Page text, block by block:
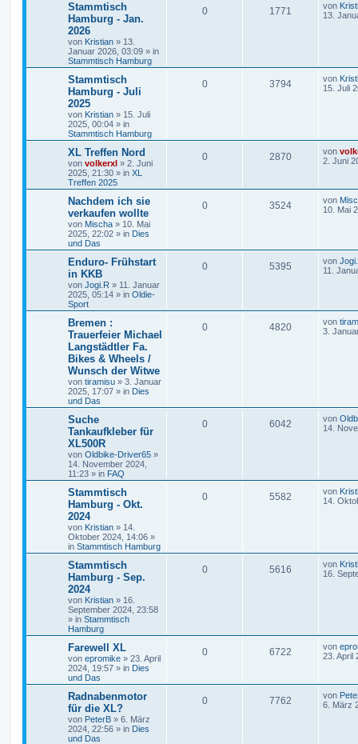
Stammtisch
Hamburg - Jan.
2026
von Kristian » 13.
Januar 2026, 03:09 » in
Stammtisch Hamburg
0 1771 von
13.
Stammtisch
Hamburg - Juli
2025
von Kristian » 15. Juli
2025, 00:04 » in
Stammtisch Hamburg
0 3794 von
15. Juli
XL Treffen Nord
von volkerxl » 2. Juni
2025, 21:30 » in XL
Treffen 2025
0 2870 von
2. Juni
Nachdem ich sie
verkaufen wollte
von Mischa » 10. Mai
2025, 22:02 » in Dies
und Das
0 3524 von
10. Mai
Enduro- Frühstart
in KKB
von Jogi.R » 11. Januar
2025, 05:14 » in Oldie-
Sport
0 5395 von
11.
Bremen :
Trauerfeier Michael
Langstädtler Fa.
Bikes & Wheels /
Wunsch der Witwe
von tiramisu » 3. Januar
2025, 17:07 » in Dies
und Das
0 4820 von
3.
Suche
Tankaufkleber für
XL500R
von Oldbike-Driver65 »
14. November 2024,
11:23 » in FAQ
0 6042 von
14.
Stammtisch
Hamburg - Okt.
2024
von Kristian » 14.
Oktober 2024, 14:06 »
in Stammtisch Hamburg
0 5582 von
14.
Stammtisch
Hamburg - Sep.
2024
von Kristian » 16.
September 2024, 23:58
» in Stammtisch
Hamburg
0 5616 von
16.
Farewell XL
von epromike » 23. April
2024, 19:57 » in Dies
und Das
0 6722 von
23. April
Radnabenmotor
für die XL?
von PeterB » 6. März
2024, 22:56 » in Dies
und Das
0 7762 von
6. März